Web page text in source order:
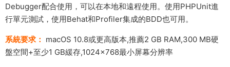
Debugger配合使用，可以在本地和遠程使用。使用PHPUnit進
行單元測試，使用Behat和Profiler集成的BDD也可用。
系統要求： macOS 10.8或更高版本,推薦2 GB RAM,300 MB硬
盤空間+至少1 GB緩存,1024×768最小屏幕分辨率